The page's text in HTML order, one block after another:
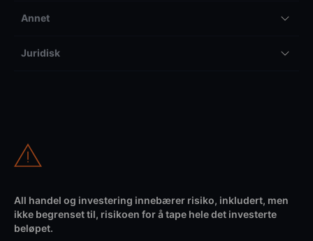
Annet
Juridisk
All handel og investering innebærer risiko, inkludert, men
ikke begrenset til, risikoen for å tape hele det investerte
beløpet.